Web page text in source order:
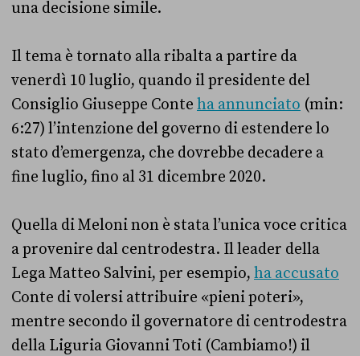
una decisione simile.
Il tema è tornato alla ribalta a partire da
venerdì 10 luglio, quando il presidente del
Consiglio Giuseppe Conte ha annunciato (min:
6:27) l’intenzione del governo di estendere lo
stato d’emergenza, che dovrebbe decadere a
fine luglio, fino al 31 dicembre 2020.
Quella di Meloni non è stata l’unica voce critica
a provenire dal centrodestra. Il leader della
Lega Matteo Salvini, per esempio, ha accusato
Conte di volersi attribuire «pieni poteri»,
mentre secondo il governatore di centrodestra
della Liguria Giovanni Toti (Cambiamo!) il